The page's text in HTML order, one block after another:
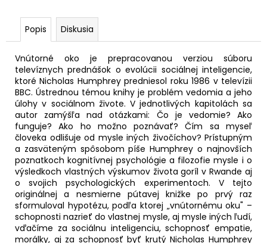
Popis Diskusia
Vnútorné oko je prepracovanou verziou súboru
televíznych prednášok o evolúcii sociálnej inteligencie,
ktoré Nicholas Humphrey predniesol roku 1986 v televízii
BBC. Ústrednou témou knihy je problém vedomia a jeho
úlohy v sociálnom živote. V jednotlivých kapitolách sa
autor zamýšľa nad otázkami: Čo je vedomie? Ako
funguje? Ako ho možno poznávať? Čím sa myseľ
človeka odlišuje od mysle iných živočíchov? Prístupným
a zasväteným spôsobom píše Humphrey o najnovších
poznatkoch kognitívnej psychológie a filozofie mysle i o
výsledkoch vlastných výskumov života goríl v Rwande aj
o svojich psychologických experimentoch. V tejto
originálnej a nesmierne pútavej knižke po prvý raz
sformuloval hypotézu, podľa ktorej „vnútornému oku" –
schopnosti nazrieť do vlastnej mysle, aj mysle iných ľudí,
vďačíme za sociálnu inteligenciu, schopnosť empatie,
morálky, aj za schopnosť byť krutý Nicholas Humphrey